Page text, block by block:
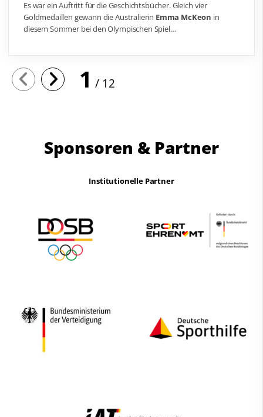
Es war ein Auftritt für die Geschichtsbücher. Gleich vier
Goldmedaillen gewann die Australierin Emma McKeon in
diesem Sommer bei den Olympischen Spiel…
1 12
Sponsoren & Partner
Institutionelle Partner